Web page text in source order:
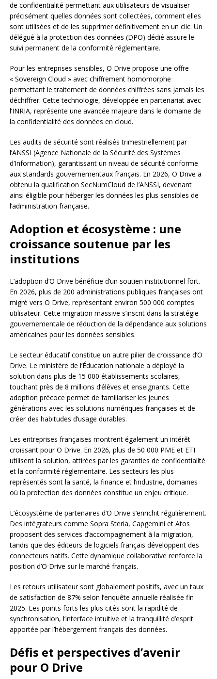
de confidentialité permettant aux utilisateurs de visualiser
précisément quelles données sont collectées, comment elles
sont utilisées et de les supprimer définitivement en un clic. Un
délégué à la protection des données (DPO) dédié assure le
suivi permanent de la conformité réglementaire.
Pour les entreprises sensibles, O Drive propose une offre
« Sovereign Cloud » avec chiffrement homomorphe
permettant le traitement de données chiffrées sans jamais les
déchiffrer. Cette technologie, développée en partenariat avec
l’INRIA, représente une avancée majeure dans le domaine de
la confidentialité des données en cloud.
Les audits de sécurité sont réalisés trimestriellement par
l’ANSSI (Agence Nationale de la Sécurité des Systèmes
d’Information), garantissant un niveau de sécurité conforme
aux standards gouvernementaux français. En 2026, O Drive a
obtenu la qualification SecNumCloud de l’ANSSI, devenant
ainsi éligible pour héberger les données les plus sensibles de
l’administration française.
Adoption et écosystème : une
croissance soutenue par les
institutions
L’adoption d’O Drive bénéficie d’un soutien institutionnel fort.
En 2026, plus de 200 administrations publiques françaises ont
migré vers O Drive, représentant environ 500 000 comptes
utilisateur. Cette migration massive s’inscrit dans la stratégie
gouvernementale de réduction de la dépendance aux solutions
américaines pour les données sensibles.
Le secteur éducatif constitue un autre pilier de croissance d’O
Drive. Le ministère de l’Éducation nationale a déployé la
solution dans plus de 15 000 établissements scolaires,
touchant près de 8 millions d’élèves et enseignants. Cette
adoption précoce permet de familiariser les jeunes
générations avec les solutions numériques françaises et de
créer des habitudes d’usage durables.
Les entreprises françaises montrent également un intérêt
croissant pour O Drive. En 2026, plus de 50 000 PME et ETI
utilisent la solution, attirées par les garanties de confidentialité
et la conformité réglementaire. Les secteurs les plus
représentés sont la santé, la finance et l’industrie, domaines
où la protection des données constitue un enjeu critique.
L’écosystème de partenaires d’O Drive s’enrichit régulièrement.
Des intégrateurs comme Sopra Steria, Capgemini et Atos
proposent des services d’accompagnement à la migration,
tandis que des éditeurs de logiciels français développent des
connecteurs natifs. Cette dynamique collaborative renforce la
position d’O Drive sur le marché français.
Les retours utilisateur sont globalement positifs, avec un taux
de satisfaction de 87% selon l’enquête annuelle réalisée fin
2025. Les points forts les plus cités sont la rapidité de
synchronisation, l’interface intuitive et la tranquillité d’esprit
apportée par l’hébergement français des données.
Défis et perspectives d’avenir
pour O Drive